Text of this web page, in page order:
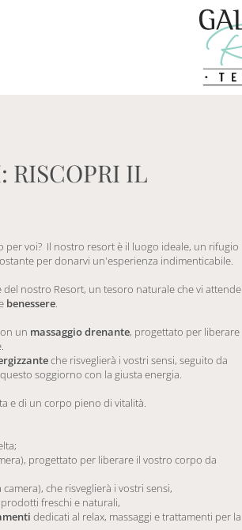
RISCOPRI IL
voi? Il nostro resort è il luogo ideale, un rifugio
per donarvi un'esperienza indimenticabile.
nostro Resort, un tesoro naturale che vi attende
benessere.
un massaggio drenante, progettato per liberare
che risveglierà i vostri sensi, seguito da
soggiorno con la giusta energia.
e di un corpo pieno di vitalità.
progettato per liberare il vostro corpo da
camera), che risveglierà i vostri sensi,
freschi e naturali,
dedicati al relax, massaggi e trattamenti per la